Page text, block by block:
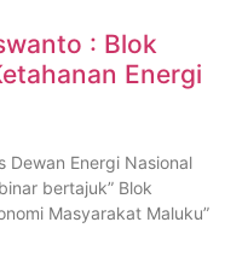
: Blok
Energi
Dewan Energi Nasional
bertajuk” Blok
Masyarakat Maluku”